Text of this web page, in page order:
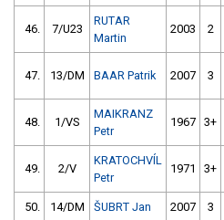
46. 7/U23
RUTAR
Martin
2003 2
47. 13/DM BAAR Patrik 2007 3
48. 1/VS
MAIKRANZ
Petr
1967 3+
49. 2/V
KRATOCHVÍL
Petr
1971 3+
50. 14/DM ŠUBRT Jan 2007 3